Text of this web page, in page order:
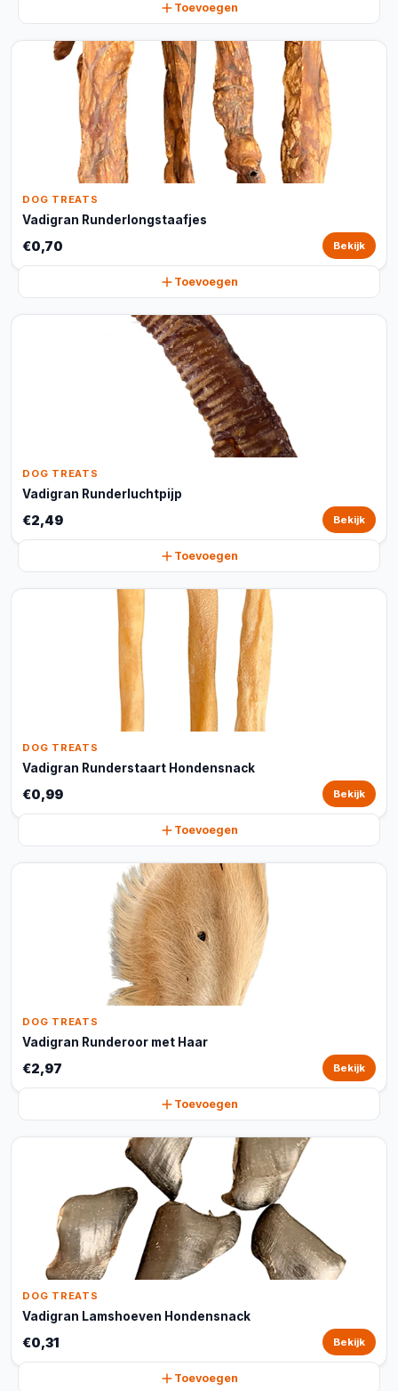
Toevoegen
DOG TREATS
Vadigran Runderlongstaafjes
€0,70 Bekijk
Toevoegen
DOG TREATS
Vadigran Runderluchtpijp
€2,49 Bekijk
Toevoegen
DOG TREATS
Vadigran Runderstaart Hondensnack
€0,99 Bekijk
Toevoegen
DOG TREATS
Vadigran Runderoor met Haar
€2,97 Bekijk
Toevoegen
DOG TREATS
Vadigran Lamshoeven Hondensnack
€0,31 Bekijk
Toevoegen